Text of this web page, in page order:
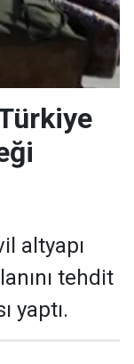
altyapı
tehdit
yaptı.